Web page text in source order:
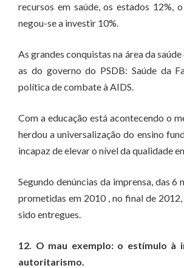
recursos em saúde, os estados 12%,
negou-se a investir 10%.
As grandes conquistas na área da
as do governo do PSDB: Saúde da
política de combate à AIDS.
Com a educação está acontecendo o
herdou a universalização do ensino
incapaz de elevar o nível da qualidade
Segundo denúncias da imprensa, das 6
prometidas em 2010 , no final de 2012,
sido entregues.
12. O mau exemplo: o estímulo à
autoritarismo.